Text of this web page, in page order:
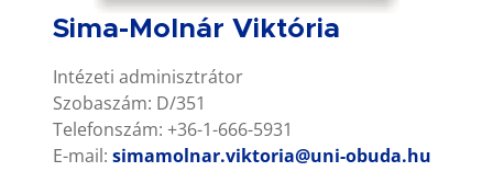
Sima-Molnár Viktória
Intézeti adminisztrátor
Szobaszám: D/351
Telefonszám: +36-1-666-5931
E-mail: simamolnar.viktoria@uni-obuda.hu